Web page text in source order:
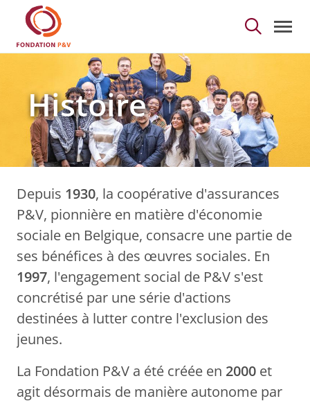
Saut au contenu principal
Histoire - Fondation
Histoire
Depuis 1930, la coopérative d'assurances
P&V, pionnière en matière d'économie
sociale en Belgique, consacre une partie de
ses bénéfices à des œuvres sociales. En
1997, l'engagement social de P&V s'est
concrétisé par une série d'actions
destinées à lutter contre l'exclusion des
jeunes.
La Fondation P&V a été créée en 2000 et
agit désormais de manière autonome par